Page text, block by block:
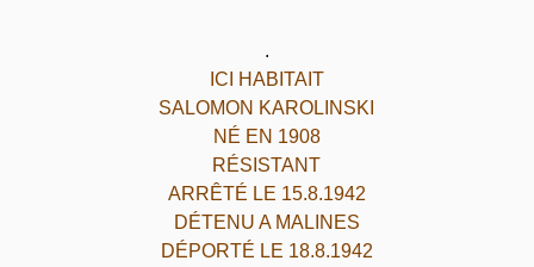
.
ICI HABITAIT
SALOMON KAROLINSKI
NÉ EN 1908
RÉSISTANT
ARRÊTÉ LE 15.8.1942
DÉTENU A MALINES
DÉPORTÉ LE 18.8.1942